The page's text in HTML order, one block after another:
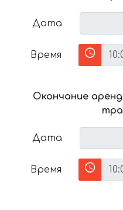
Дата
Время
Окончание
Дата
Время